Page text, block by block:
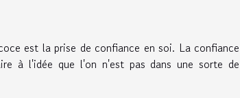
est la prise de confiance en soi. La confiance
à l'idée que l'on n'est pas dans une sorte de